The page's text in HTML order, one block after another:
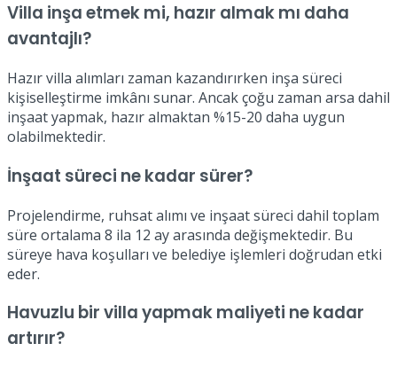
Villa inşa etmek mi, hazır almak mı daha
avantajlı?
Hazır villa alımları zaman kazandırırken inşa süreci
kişiselleştirme imkânı sunar. Ancak çoğu zaman arsa dahil
inşaat yapmak, hazır almaktan %15-20 daha uygun
olabilmektedir.
İnşaat süreci ne kadar sürer?
Projelendirme, ruhsat alımı ve inşaat süreci dahil toplam
süre ortalama 8 ila 12 ay arasında değişmektedir. Bu
süreye hava koşulları ve belediye işlemleri doğrudan etki
eder.
Havuzlu bir villa yapmak maliyeti ne kadar
artırır?